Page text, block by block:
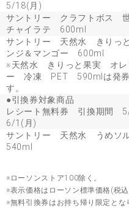
5/18(月)
サントリー クラフトボス
チャイラテ 600ml
サントリー 天然水 きりっ
ンジ＆マンゴー 600ml
※天然水 きりっと果実 オレ
ー 冷凍 PET 590mlは発券
す。
●引換券対象商品
レシート無料券 引換期間
6/1(月)
サントリー 天然水 うめソ
540ml
※ローソンストア100除く。
※表示価格はローソン標準価格(税込
※無料引換券はお持ち帰り限定とな